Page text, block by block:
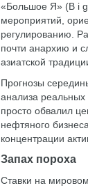
«Большое Я» (B i
мероприятий,
регулированию.
почти анархию и
азиатской
Прогнозы
анализа
просто обвалил
нефтяного
концентрации
Запах пороха
Ставки на